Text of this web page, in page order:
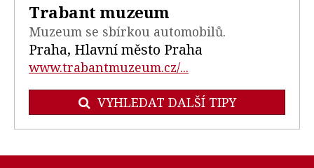
Trabant muzeum
Muzeum se sbírkou automobilů.
Praha, Hlavní město Praha
www.trabantmuzeum.cz/...
VYHLEDAT DALŠÍ TIPY